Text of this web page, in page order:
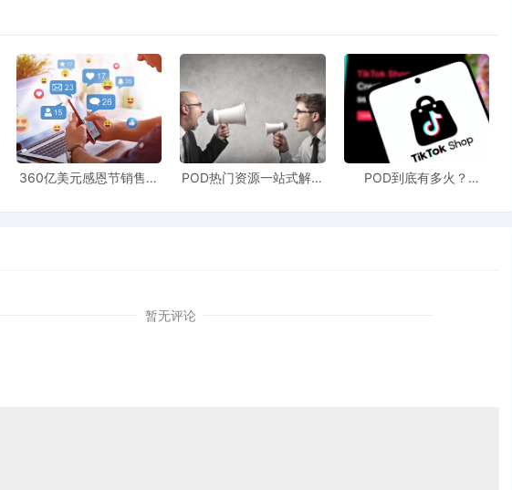
高层领导变动之际。塔吉特现任首席运营官、前首席财务官Michael Fiddelke已被任命
年2月1日正式上任。
办公室（Enterprise Acceleration Office）自今年5月启动以来，致力于简化塔吉特运
加速塔吉特增长。
而是通过优化企业总部组织结构，提高公司敏捷性与执行效率，为未来增长奠定基础。
360亿美元感恩节销售额
POD热门资源一站式解决
POD到底有多火？
暂无评论